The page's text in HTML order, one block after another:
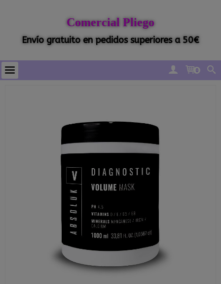
Comercial Pliego
Envío gratuito en pedidos superiores a 50€
0